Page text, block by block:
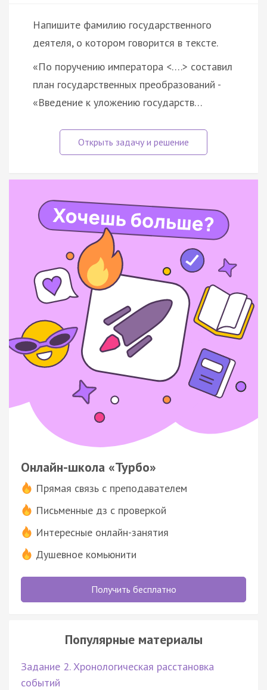
Напишите фамилию государственного
деятеля, о котором говорится в тексте.
«По поручению императора <….> составил
план государственных преобразований -
«Введение к уложению государств…
Онлайн-школа «Турбо»
Прямая связь с преподавателем
Письменные дз с проверкой
Интересные онлайн-занятия
Душевное комьюнити
Получить бесплатно
Популярные материалы
Задание 2. Хронологическая расстановка
событий